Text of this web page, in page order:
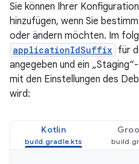
Sie können Ihrer
hinzufügen, wenn Sie
oder ändern möchten. Im
applicationIdSuffix für
angegeben und ein
mit den Einstellungen des
wird:
Kotlin